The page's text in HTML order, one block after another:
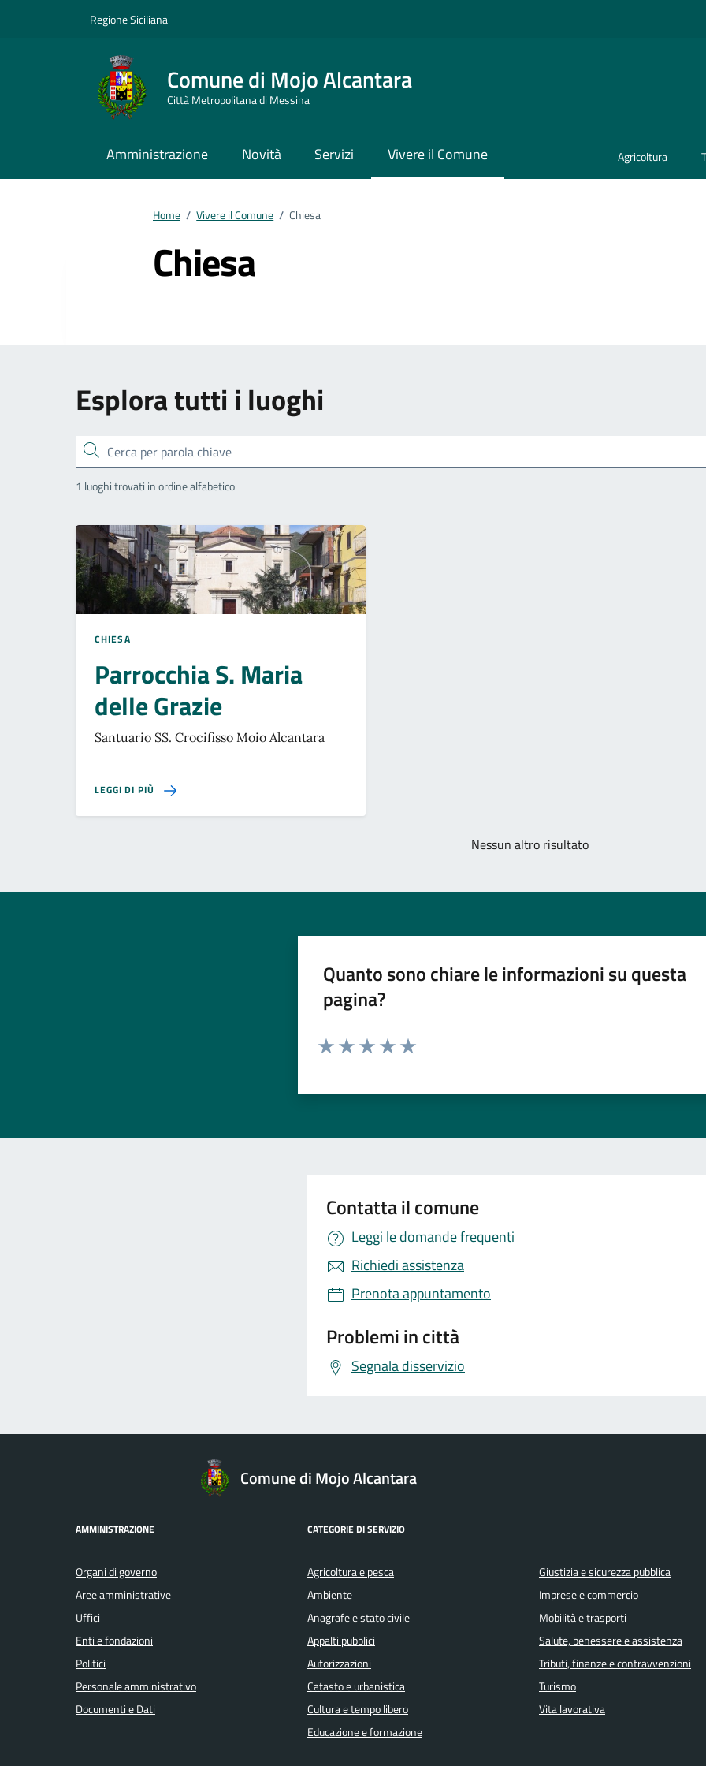
Regione Siciliana
Comune di Mojo Alcantara
Città Metropolitana di Messina
Amministrazione Novità Servizi Vivere il Comune Agricoltura
Home / Vivere il Comune / Chiesa
Chiesa
Esplora tutti i luoghi
Cerca
1 luoghi trovati in ordine alfabetico
CHIESA
Parrocchia S. Maria
delle Grazie
Santuario SS. Crocifisso Moio Alcantara
LEGGI DI PIÙ SU PARROCCHIA S. MARIA DELLE GRAZIE
Nessun altro risultato
Quanto sono chiare le informazioni su questa
pagina?
Contatta il comune
Leggi le domande frequenti
Richiedi assistenza
Prenota appuntamento
Problemi in città
Segnala disservizio
Comune di Mojo Alcantara
AMMINISTRAZIONE
Organi di governo
Aree amministrative
Uffici
Enti e fondazioni
Politici
Personale amministrativo
Documenti e Dati
CATEGORIE DI SERVIZIO
Agricoltura e pesca
Ambiente
Anagrafe e stato civile
Appalti pubblici
Autorizzazioni
Catasto e urbanistica
Cultura e tempo libero
Educazione e formazione
Giustizia e sicurezza pubblica
Imprese e commercio
Mobilità e trasporti
Salute, benessere e assistenza
Tributi, finanze e contravvenzioni
Turismo
Vita lavorativa